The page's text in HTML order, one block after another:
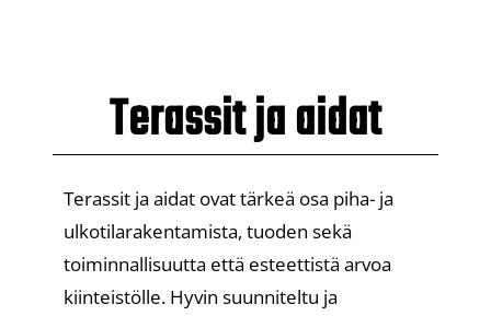
Terassit ja aidat
Terassit ja aidat ovat tärkeä osa piha- ja
ulkotilarakentamista, tuoden sekä
toiminnallisuutta että esteettistä arvoa
kiinteistölle. Hyvin suunniteltu ja